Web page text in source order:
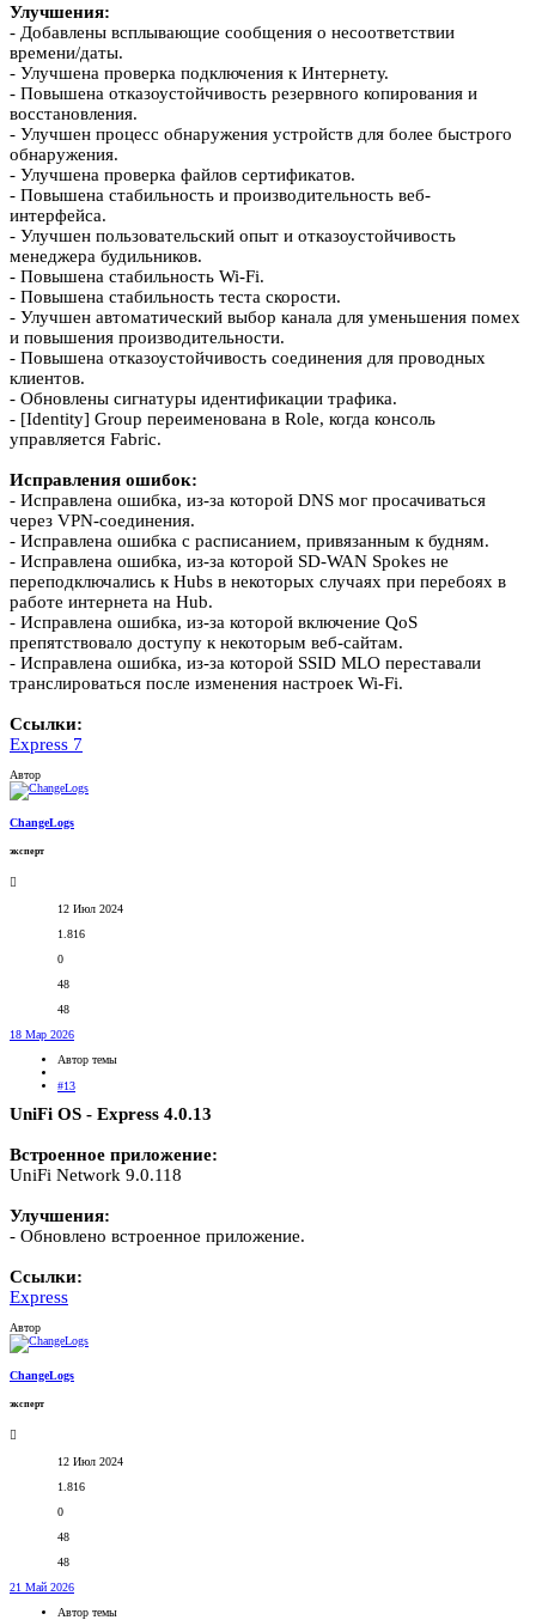
Улучшения:
- Добавлены всплывающие сообщения о несоответствии
времени/даты.
- Улучшена проверка подключения к Интернету.
- Повышена отказоустойчивость резервного копирования и
восстановления.
- Улучшен процесс обнаружения устройств для более быстрого
обнаружения.
- Улучшена проверка файлов сертификатов.
- Повышена стабильность и производительность веб-
интерфейса.
- Улучшен пользовательский опыт и отказоустойчивость
менеджера будильников.
- Повышена стабильность Wi-Fi.
- Повышена стабильность теста скорости.
- Улучшен автоматический выбор канала для уменьшения помех
и повышения производительности.
- Повышена отказоустойчивость соединения для проводных
клиентов.
- Обновлены сигнатуры идентификации трафика.
- [Identity] Group переименована в Role, когда консоль
управляется Fabric.
Исправления ошибок:
- Исправлена ошибка, из-за которой DNS мог просачиваться
через VPN-соединения.
- Исправлена ошибка с расписанием, привязанным к будням.
- Исправлена ошибка, из-за которой SD-WAN Spokes не
переподключались к Hubs в некоторых случаях при перебоях в
работе интернета на Hub.
- Исправлена ошибка, из-за которой включение QoS
препятствовало доступу к некоторым веб-сайтам.
- Исправлена ошибка, из-за которой SSID MLO переставали
транслироваться после изменения настроек Wi-Fi.
Ссылки:
Express 7
Автор
ChangeLogs
эксперт
12 Июл 2024
1.816
0
48
48
18 Мар 2026
Автор темы
#13
UniFi OS - Express 4.0.13
Встроенное приложение:
UniFi Network 9.0.118
Улучшения:
- Обновлено встроенное приложение.
Ссылки:
Express
Автор
ChangeLogs
эксперт
12 Июл 2024
1.816
0
48
48
21 Май 2026
Автор темы